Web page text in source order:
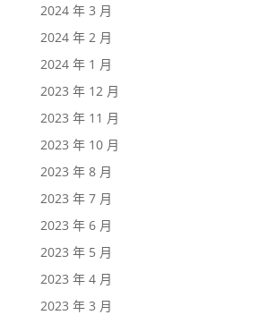
2024 年 3 月
2024 年 2 月
2024 年 1 月
2023 年 12 月
2023 年 11 月
2023 年 10 月
2023 年 8 月
2023 年 7 月
2023 年 6 月
2023 年 5 月
2023 年 4 月
2023 年 3 月